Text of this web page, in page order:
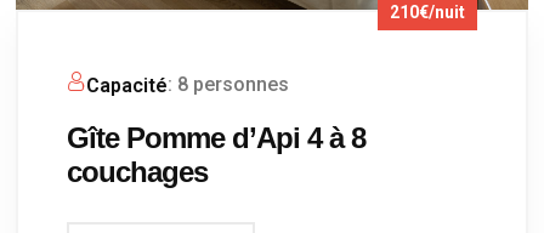
210€/nuit
Capacité: 8 personnes
Gîte Pomme d’Api 4 à 8
couchages